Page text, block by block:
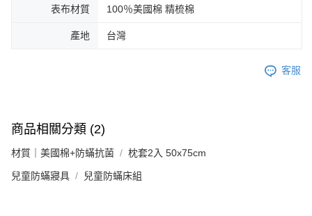
表布材質 100％美國棉 精梳棉
產地 台灣
客服
商品相關分類 (2)
材質｜美國棉+防蟎抗菌 枕套2入 50x75cm
兒童防蟎寢具 兒童防蟎床組